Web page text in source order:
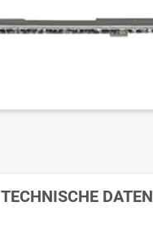
TECHNISCHE DATEN